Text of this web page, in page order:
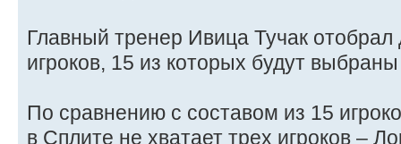
Главный тренер Ивица Тучак отобрал
игроков, 15 из которых будут
По сравнению с составом из 15
в Сплите не хватает трех игроков –